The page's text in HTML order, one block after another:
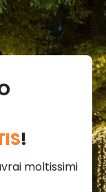
!
moltissimi